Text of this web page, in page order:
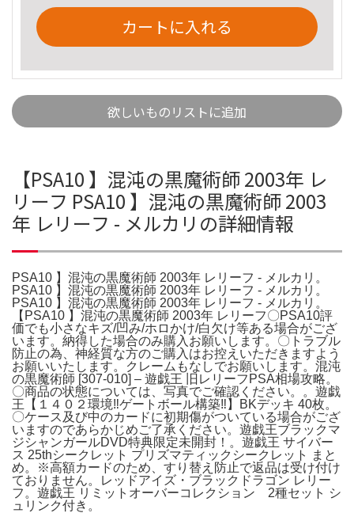
カートに入れる
欲しいものリストに追加
【PSA10 】混沌の黒魔術師 2003年 レ
リーフ PSA10 】混沌の黒魔術師 2003
年 レリーフ - メルカリの詳細情報
PSA10 】混沌の黒魔術師 2003年 レリーフ - メルカリ。
PSA10 】混沌の黒魔術師 2003年 レリーフ - メルカリ。
PSA10 】混沌の黒魔術師 2003年 レリーフ - メルカリ。
【PSA10 】混沌の黒魔術師 2003年 レリーフ〇PSA10評
価でも小さなキズ/凹み/ホロかけ/白欠け等ある場合がござ
います。納得した場合のみ購入お願いします。〇トラブル
防止の為、神経質な方のご購入はお控えいただきますよう
お願いいたします。クレームもなしでお願いします。混沌
の黒魔術師 [307-010] – 遊戯王 旧レリーフPSA相場攻略。
〇商品の状態については、写真でご確認ください。。遊戯
王【１４０２環境‼️ゲートボール構築‼️】BKデッキ 40枚。
〇ケース及び中のカードに初期傷がついている場合がござ
いますのであらかじめご了承ください。遊戯王ブラックマ
ジシャンガールDVD特典限定未開封！。遊戯王 サイバー
ス 25thシークレット プリズマティックシークレット まと
め。※高額カードのため、すり替え防止で返品は受け付け
ておりません。レッドアイズ・ブラックドラゴン レリー
フ。遊戯王 リミットオーバーコレクション 2種セット シ
ュリンク付き。